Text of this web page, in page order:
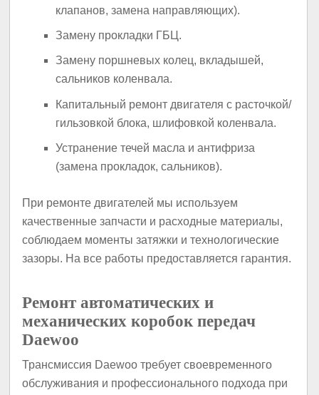
клапанов, замена направляющих).
Замену прокладки ГБЦ.
Замену поршневых колец, вкладышей,
сальников коленвала.
Капитальный ремонт двигателя с расточкой/
гильзовкой блока, шлифовкой коленвала.
Устранение течей масла и антифриза
(замена прокладок, сальников).
При ремонте двигателей мы используем
качественные запчасти и расходные материалы,
соблюдаем моменты затяжки и технологические
зазоры. На все работы предоставляется гарантия.
Ремонт автоматических и
механических коробок передач
Daewoo
Трансмиссия Daewoo требует своевременного
обслуживания и профессионального подхода при